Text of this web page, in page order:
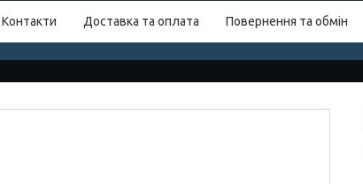
Контакти Доставка та оплата Повернення та обмін